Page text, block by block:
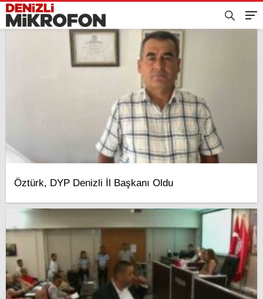
Öztürk, DYP Denizli İl Başkanı Oldu